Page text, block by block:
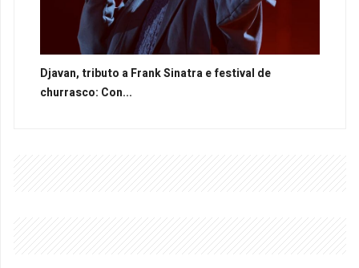
Djavan, tributo a Frank Sinatra e festival de
churrasco: Con...